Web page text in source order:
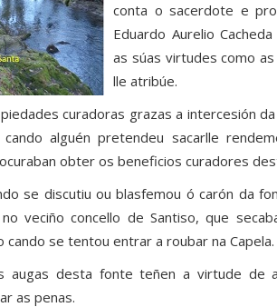
conta o sacerdote e
Eduardo Aurelio
as súas virtudes como
lle atribúe.
curadoras grazas a intercesión
alguén pretendeu sacarlle
obter os beneficios curadores
se discutiu ou blasfemou ó carón da
veciño concello de Santiso, que
se tentou entrar a roubar na Capela.
augas desta fonte teñen a virtude de
as penas.